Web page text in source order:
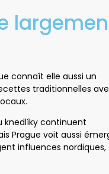
connaît elle aussi un
traditionnelles
knedlíky continuent
Prague voit aussi
influences nordiques,